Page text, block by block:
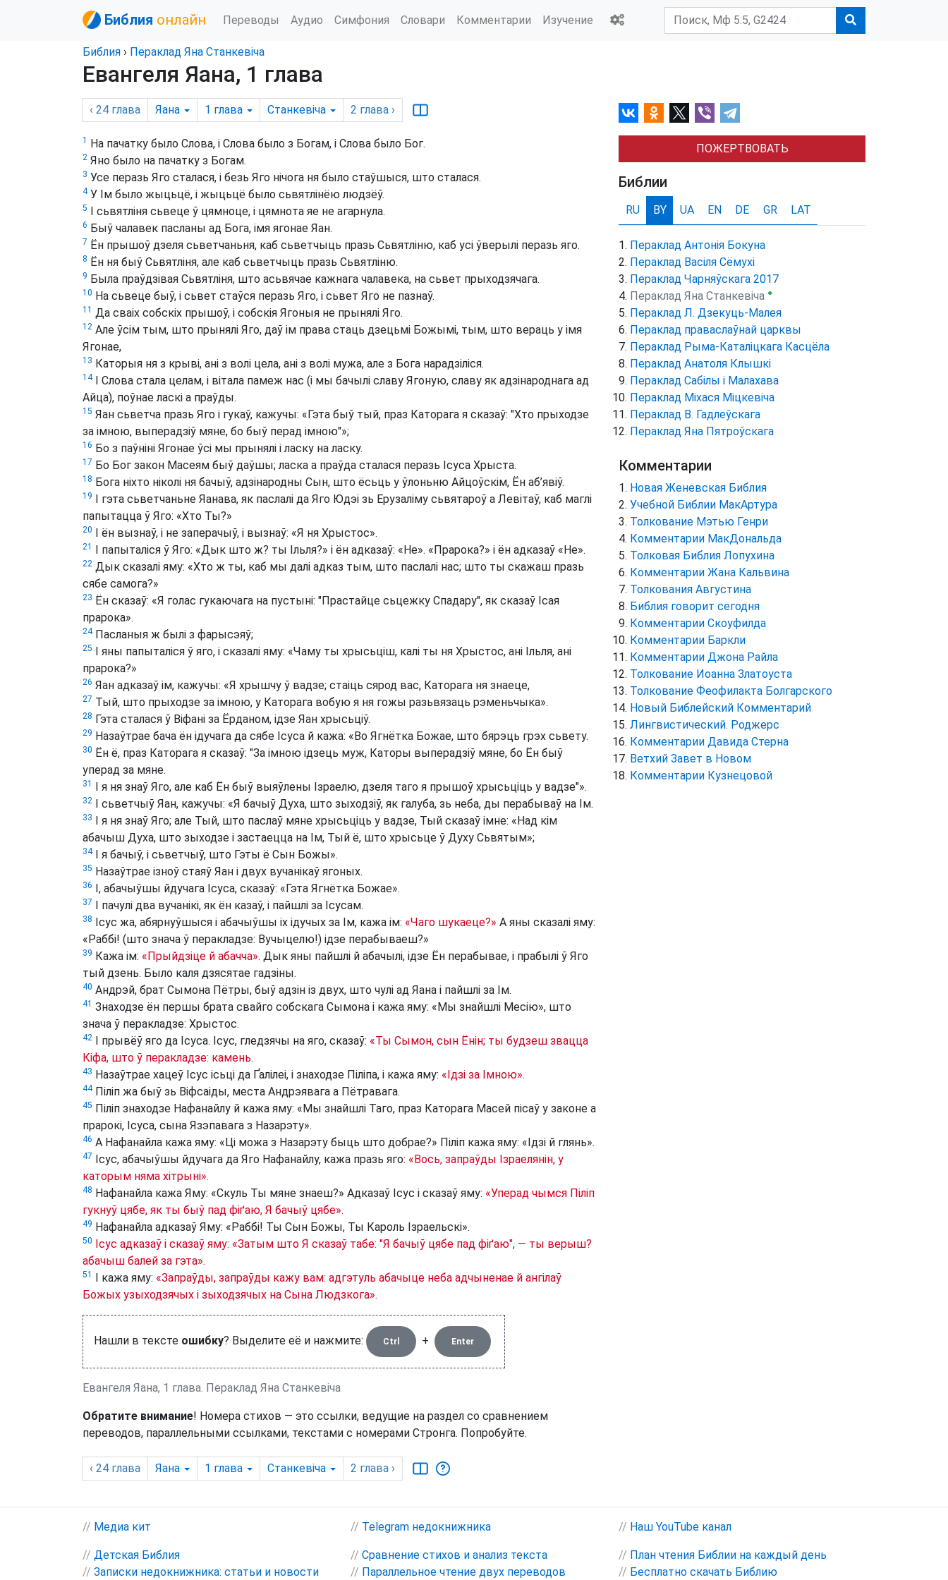
Библия онлайн Переводы Аудио Симфония Словари Комментарии Изучение
Библия › Пераклад Яна Станкевіча
Евангеля Яана, 1 глава
‹ 24 глава Яана 1 глава Станкевіча 2 глава ›
1 На пачатку было Слова, і Слова было з Богам, і Слова было Бог.
2 Яно было на пачатку з Богам.
3 Усе перазь Яго сталася, і безь Яго нічога ня было стаўшыся, што сталася.
4У Ім было жыцьцё, і жыцьцё было сьвятлінёю людзёў.
5 І сьвятліня сьвеце ў цямноце, і цямнота яе не агарнула.
6 Быў чалавек пасланы ад Бога, імя ягонае Яан.
7 Ён прышоў дзеля сьветчаньня, каб сьветчыць празь Сьвятліню, каб усі ўверылі перазь яго.
8 Ён ня быў Сьвятліня, але каб сьветчыць празь Сьвятліню.
9 Была праўдзівая Сьвятліня, што асьвячае кажнага чалавека, на сьвет прыходзячага.
10 На сьвеце быў, і сьвет стаўся перазь Яго, і сьвет Яго не пазнаў.
11 Да сваіх собскіх прышоў, і собскія Ягоныя не прынялі Яго.
12 Але ўсім тым, што прынялі Яго, даў ім права стаць дзецьмі Божымі, тым, што вераць у імя
Ягонае,
13 Каторыя ня з крыві, ані з волі цела, ані з волі мужа, але з Бога нарадзіліся.
14І Слова стала целам, і вітала памеж нас (і мы бачылі славу Ягоную, славу як адзінароднага ад
Айца), поўнае ласкі а праўды.
15 Яан сьветча празь Яго і гукаў, кажучы: «Гэта быў тый, праз Каторага я сказаў: "Хто прыходзе
за імною, выперадзіў мяне, бо быў перад імною"»;
16 Бо з паўніні Ягонае ўсі мы прынялі і ласку на ласку.
17 Бо Бог закон Масеям быў даўшы; ласка а праўда сталася перазь Ісуса Хрыста.
18 Бога ніхто ніколі ня бачыў, адзінародны Сын, што ёсьць у ўлоньню Айцоўскім, Ён аб’явіў.
19 І гэта сьветчаньне Яанава, як паслалі да Яго Юдэі зь Ерузаліму сьвятароў а Левітаў, каб маглі
папытацца ў Яго: «Хто Ты?»
20 І ён вызнаў, і не заперачыў, і вызнаў: «Я ня Хрыстос».
21 І папыталіся ў Яго: «Дык што ж? ты Ільля?» і ён адказаў: «Не». «Прарока?» і ён адказаў «Не».
22 Дык сказалі яму: «Хто ж ты, каб мы далі адказ тым, што паслалі нас; што ты скажаш празь
сябе самога?»
23 Ён сказаў: «Я голас гукаючага на пустыні: "Прастайце сьцежку Спадару", як сказаў Ісая
прарока».
24Пасланыя ж былі з фарысэяў;
25 І яны папыталіся ў яго, і сказалі яму: «Чаму ты хрысьціш, калі ты ня Хрыстос, ані Ільля, ані
прарока?»
26 Яан адказаў ім, кажучы: «Я хрышчу ў вадзе; стаіць сярод вас, Каторага ня знаеце,
27 Тый, што прыходзе за імною, у Каторага вобую я ня гожы разьвязаць рэменьчыка».
28 Гэта сталася ў Віфані за Ёрданом, ідзе Яан хрысьціў.
29 Назаўтрае бача ён ідучага да сябе Ісуса й кажа: «Во Ягнётка Божае, што бярэць грэх сьвету.
30 Ён ё, праз Каторага я сказаў: "За імною ідзець муж, Каторы выперадзіў мяне, бо Ён быў
уперад за мяне.
31 І я ня знаў Яго, але каб Ён быў выяўлены Ізраелю, дзеля таго я прышоў хрысьціць у вадзе"».
32 І сьветчыў Яан, кажучы: «Я бачыў Духа, што зыходзіў, як галуба, зь неба, ды перабываў на Ім.
33 І я ня знаў Яго; але Тый, што паслаў мяне хрысьціць у вадзе, Тый сказаў імне: «Над кім
абачыш Духа, што зыходзе і застаецца на Ім, Тый ё, што хрысьце ў Духу Сьвятым»;
34І я бачыў, і сьветчыў, што Гэты ё Сын Божы».
35 Назаўтрае ізноў стаяў Яан і двух вучанікаў ягоных.
36 І, абачыўшы йдучага Ісуса, сказаў: «Гэта Ягнётка Божае».
37 І пачулі два вучанікі, як ён казаў, і пайшлі за Ісусам.
38 Ісус жа, абярнуўшыся і абачыўшы іх ідучых за Ім, кажа ім: «Чаго шукаеце?» А яны сказалі яму:
«Раббі! (што знача ў перакладзе: Вучыцелю!) ідзе перабываеш?»
39 Кажа ім: «Прыйдзіце й абачча». Дык яны пайшлі й абачылі, ідзе Ён перабывае, і прабылі ў Яго
тый дзень. Было каля дзясятае гадзіны.
40 Андрэй, брат Сымона Пётры, быў адзін із двух, што чулі ад Яана і пайшлі за Ім.
41 Знаходзе ён першы брата свайго собскага Сымона і кажа яму: «Мы знайшлі Месію», што
знача ў перакладзе: Хрыстос.
42 І прывёў яго да Ісуса. Ісус, гледзячы на яго, сказаў: «Ты Сымон, сын Ёнін; ты будзеш звацца
Кіфа, што ў перакладзе: камень.
43 Назаўтрае хацеў Ісус ісьці да Ґалілеі, і знаходзе Піліпа, і кажа яму: «Ідзі за Імною».
44Піліп жа быў зь Віфсаіды, места Андрэявага а Пётравага.
45 Піліп знаходзе Нафанайлу й кажа яму: «Мы знайшлі Таго, праз Каторага Масей пісаў у законе а
прарокі, Ісуса, сына Язэпавага з Назарэту».
46 А Нафанайла кажа яму: «Ці можа з Назарэту быць што добрае?» Піліп кажа яму: «Ідзі й глянь».
47 Ісус, абачыўшы йдучага да Яго Нафанайлу, кажа празь яго: «Вось, запраўды Ізраелянін, у
каторым няма хітрыні».
48 Нафанайла кажа Яму: «Скуль Ты мяне знаеш?» Адказаў Ісус і сказаў яму: «Уперад чымся Піліп
гукнуў цябе, як ты быў пад фіґаю, Я бачыў цябе».
49 Нафанайла адказаў Яму: «Раббі! Ты Сын Божы, Ты Кароль Ізраельскі».
50 Ісус адказаў і сказаў яму: «Затым што Я сказаў табе: "Я бачыў цябе пад фіґаю", — ты верыш?
абачыш балей за гэта».
51 І кажа яму: «Запраўды, запраўды кажу вам: адгэтуль абачыце неба адчыненае й ангілаў
Божых узыходзячых і зыходзячых на Сына Людзкога».
Нашли в тексте ошибку? Выделите её и нажмите: Ctrl + Enter
Евангеля Яана, 1 глава. Пераклад Яна Станкевіча
Обратите внимание! Номера стихов — это ссылки, ведущие на раздел со сравнением
переводов, параллельными ссылками, текстами с номерами Стронга. Попробуйте.
‹ 24 глава Яана 1 глава Станкевіча 2 глава ›
ПОЖЕРТВОВАТЬ
Библии
RU BY UA EN DE GR LAT
Пераклад Антонія Бокуна
Пераклад Васіля Сёмухі
Пераклад Чарняўскага 2017
Пераклад Яна Станкевіча ●
Пераклад Л. Дзекуць-Малея
Пераклад праваслаўнай царквы
Пераклад Рыма-Каталіцкага Касцёла
Пераклад Анатоля Клышкi
Пераклад Сабілы і Малахава
Пераклад Міхася Міцкевіча
Пераклад В. Гадлеўскага
Пераклад Яна Пятроўскага
Комментарии
Новая Женевская Библия
Учебной Библии МакАртура
Толкование Мэтью Генри
Комментарии МакДональда
Толковая Библия Лопухина
Комментарии Жана Кальвина
Толкования Августина
Библия говорит сегодня
Комментарии Скоуфилда
Комментарии Баркли
Комментарии Джона Райла
Толкование Иоанна Златоуста
Толкование Феофилакта Болгарского
Новый Библейский Комментарий
Лингвистический. Роджерс
Комментарии Давида Стерна
Ветхий Завет в Новом
Комментарии Кузнецовой
// Медиа кит // Telegram недокнижника // Наш YouTube канал
// Детская Библия
// Записки недокнижника: статьи и новости
// Сравнение стихов и анализ текста
// Параллельное чтение двух переводов
// План чтения Библии на каждый день
// Бесплатно скачать Библию